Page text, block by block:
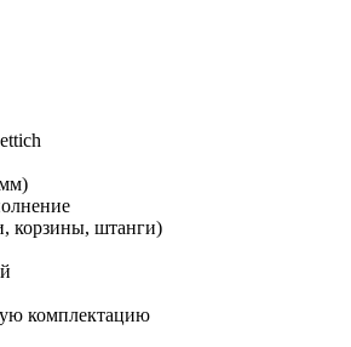
корзины, штанги)
комплектацию